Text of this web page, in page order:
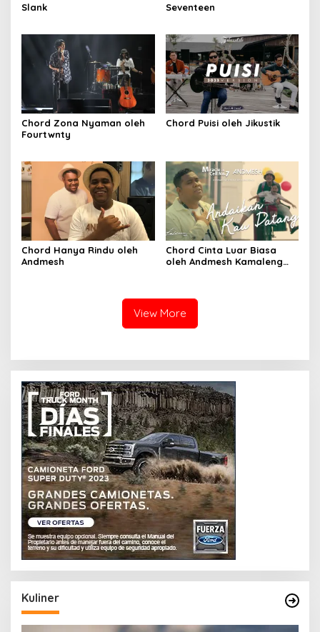
Slank
Seventeen
Chord Zona Nyaman oleh
Fourtwnty
Chord Puisi oleh Jikustik
Chord Hanya Rindu oleh
Andmesh
Chord Cinta Luar Biasa
oleh Andmesh Kamaleng
View More
Kuliner